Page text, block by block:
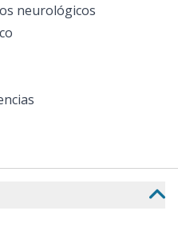
neurológicos